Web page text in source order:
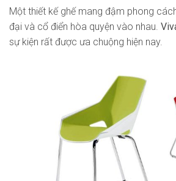
Một thiết kế ghế mang đậm phong
đại và cổ điển hòa quyện vào nhau.
sự kiện rất được ưa chuộng hiện nay.